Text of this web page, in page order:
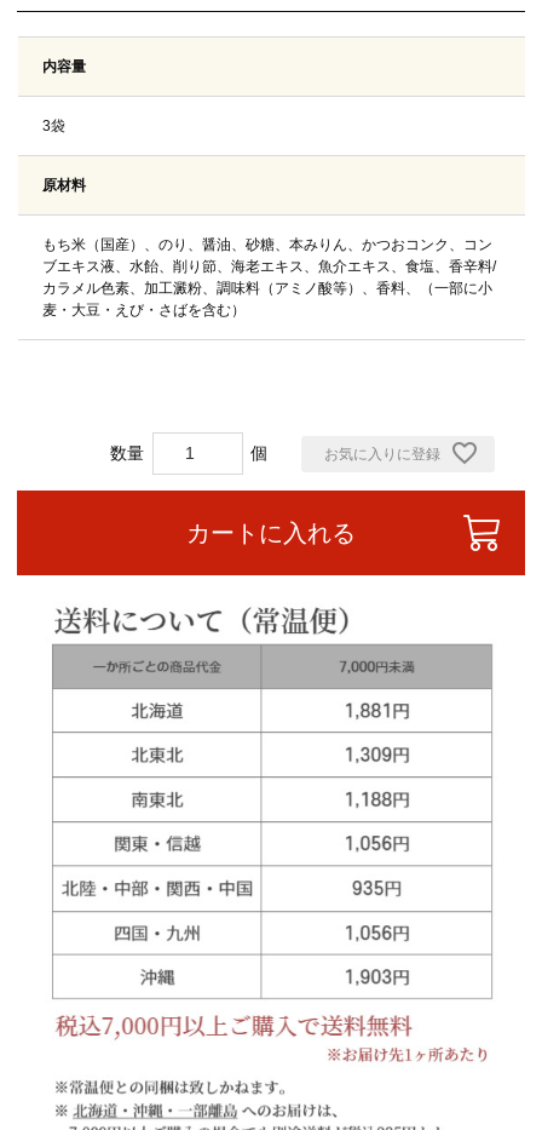
内容量
3袋
原材料
もち米（国産）、のり、醤油、砂糖、本みりん、かつおコンク、コン
ブエキス液、水飴、削り節、海老エキス、魚介エキス、食塩、香辛料/
カラメル色素、加工澱粉、調味料（アミノ酸等）、香料、（一部に小
麦・大豆・えび・さばを含む）
お気に入りに登録
カートに入れる